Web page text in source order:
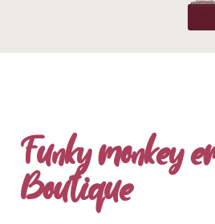
Funky monkey
Boutique